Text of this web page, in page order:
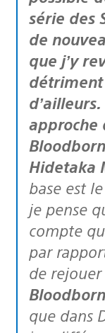
série des
de
que j’y
détriment
approche
Hidetaka
base est
je pense
compte
par
de
que dans